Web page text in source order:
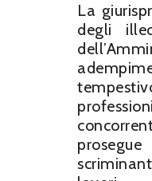
La
degli